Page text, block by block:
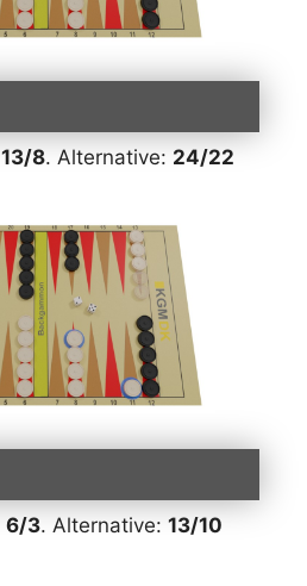
13/8. Alternative: 24/22
6/3. Alternative: 13/10